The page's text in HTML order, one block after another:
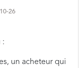
26
:
un acheteur qui